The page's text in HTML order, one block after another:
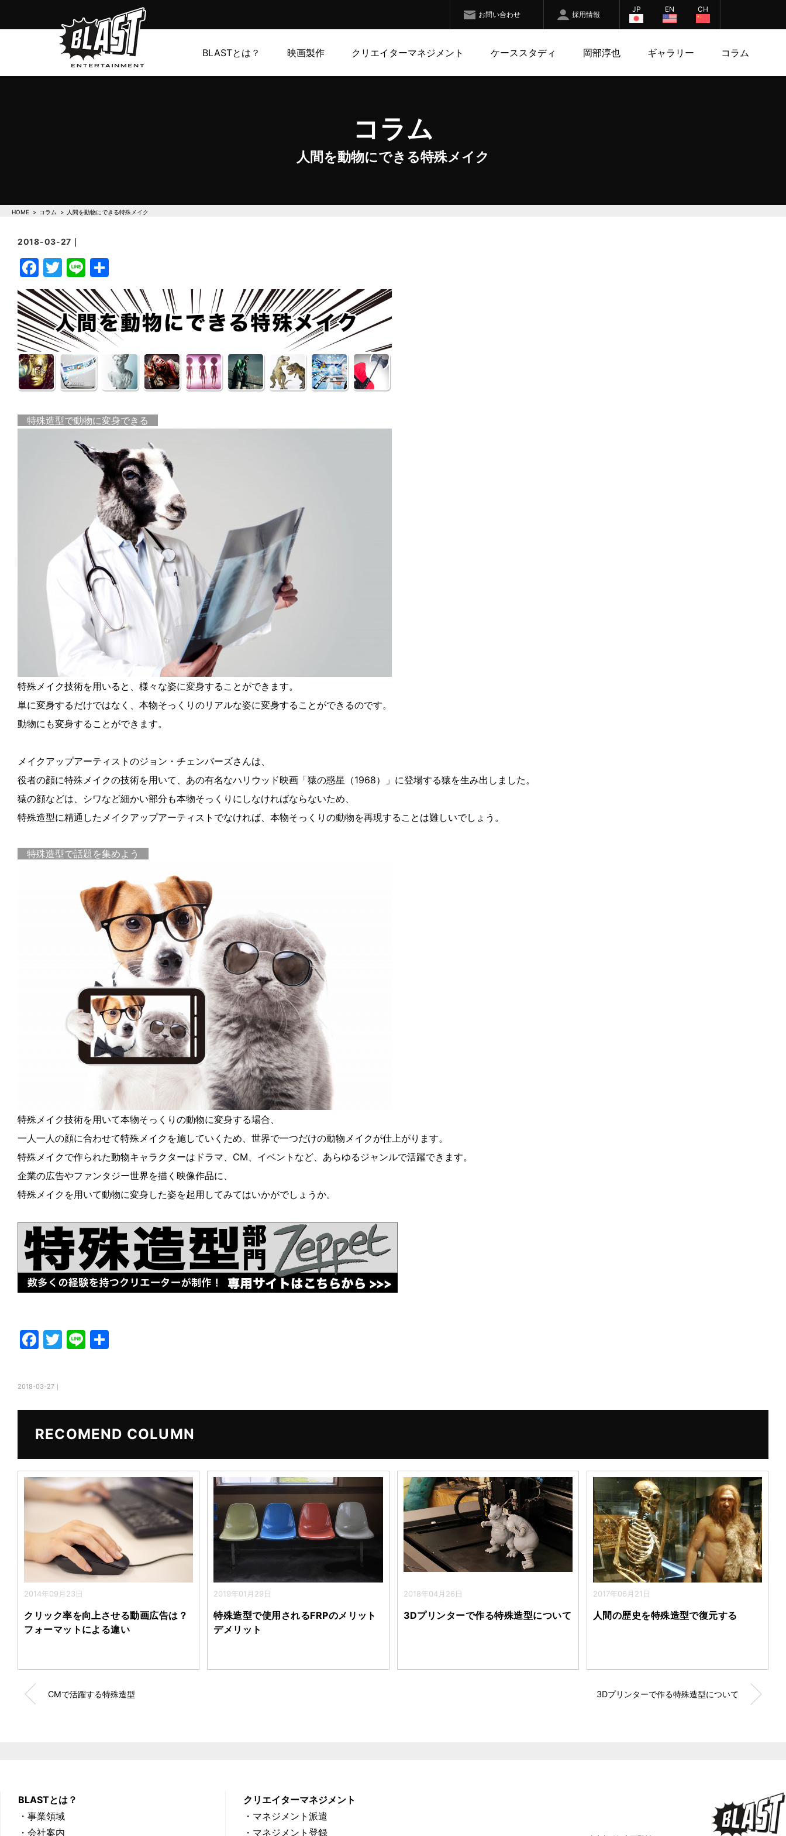
お問い合わせ 採用情報
JP EN CH
BLASTとは？ 映画製作 クリエイターマネジメント ケーススタディ 岡部淳也 ギャラリー コラム
コラム
人間を動物にできる特殊メイク
HOME コラム 人間を動物にできる特殊メイク
2018-03-27｜
F
a
c
e
b
o
o
k
T
w
itt
er
Li
n
e
有
特殊造型で動物に変身できる
特殊メイク技術を用いると、様々な姿に変身することができます。
単に変身するだけではなく、本物そっくりのリアルな姿に変身することができるのです。
動物にも変身することができます。
メイクアップアーティストのジョン・チェンバーズさんは、
役者の顔に特殊メイクの技術を用いて、あの有名なハリウッド映画「猿の惑星（1968）」に登場する猿を生み出しました。
猿の顔などは、シワなど細かい部分も本物そっくりにしなければならないため、
特殊造型に精通したメイクアップアーティストでなければ、本物そっくりの動物を再現することは難しいでしょう。
特殊造型で話題を集めよう
特殊メイク技術を用いて本物そっくりの動物に変身する場合、
一人一人の顔に合わせて特殊メイクを施していくため、世界で一つだけの動物メイクが仕上がります。
特殊メイクで作られた動物キャラクターはドラマ、CM、イベントなど、あらゆるジャンルで活躍できます。
企業の広告やファンタジー世界を描く映像作品に、
特殊メイクを用いて動物に変身した姿を起用してみてはいかがでしょうか。
F
e
b
o
k
T
Li
2018-03-27｜
RECOMEND COLUMN
2014年09月23日
クリック率を向上させる動画広告は？
フォーマットによる違い
2019年01月29日
特殊造型で使用されるFRPのメリット
デメリット
2018年04月26日
3Dプリンターで作る特殊造型について
2017年06月21日
人間の歴史を特殊造型で復元する
CMで活躍する特殊造型 3Dプリンターで作る特殊造型について
BLASTとは？
・事業領域
・会社案内
クリエイターマネジメント
・マネジメント派遣
・マネジメント登録